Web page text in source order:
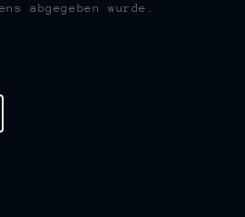
abgegeben wurde.